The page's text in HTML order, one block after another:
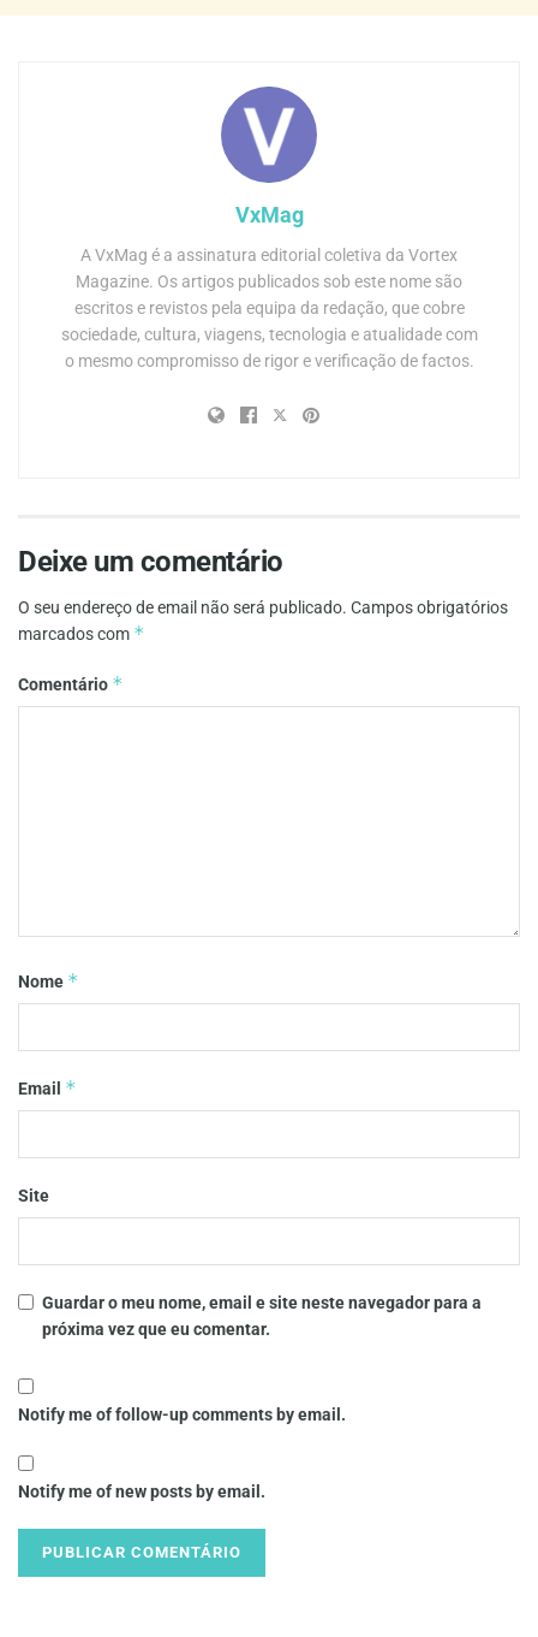
VxMag
A VxMag é a assinatura editorial coletiva da Vortex
Magazine. Os artigos publicados sob este nome são
escritos e revistos pela equipa da redação, que cobre
sociedade, cultura, viagens, tecnologia e atualidade com
o mesmo compromisso de rigor e verificação de factos.
Deixe um comentário
O seu endereço de email não será publicado. Campos obrigatórios
marcados com *
Comentário *
Nome *
Email *
Site
Guardar o meu nome, email e site neste navegador para a
próxima vez que eu comentar.
Notify me of follow-up comments by email.
Notify me of new posts by email.